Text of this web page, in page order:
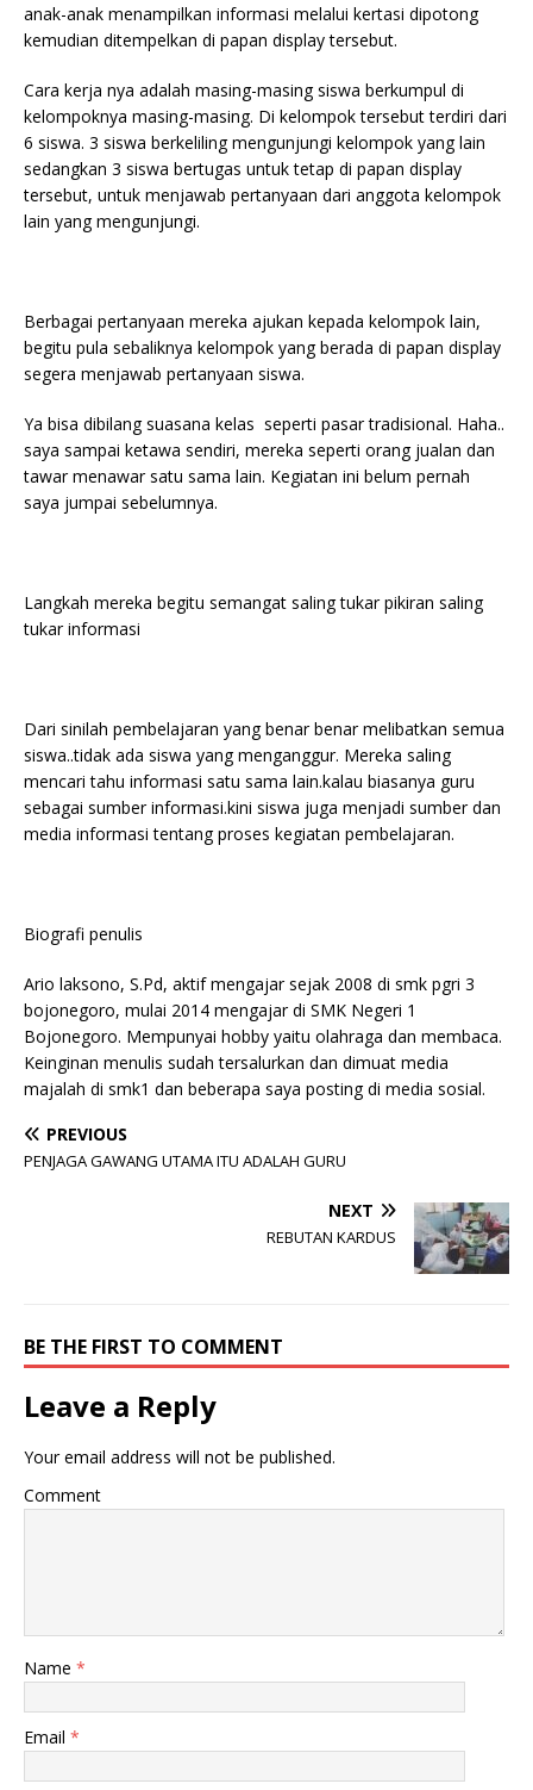
anak-anak menampilkan informasi melalui kertasi dipotong
kemudian ditempelkan di papan display tersebut.
Cara kerja nya adalah masing-masing siswa berkumpul di
kelompoknya masing-masing. Di kelompok tersebut terdiri dari
6 siswa. 3 siswa berkeliling mengunjungi kelompok yang lain
sedangkan 3 siswa bertugas untuk tetap di papan display
tersebut, untuk menjawab pertanyaan dari anggota kelompok
lain yang mengunjungi.
Berbagai pertanyaan mereka ajukan kepada kelompok lain,
begitu pula sebaliknya kelompok yang berada di papan display
segera menjawab pertanyaan siswa.
Ya bisa dibilang suasana kelas seperti pasar tradisional. Haha..
saya sampai ketawa sendiri, mereka seperti orang jualan dan
tawar menawar satu sama lain. Kegiatan ini belum pernah
saya jumpai sebelumnya.
Langkah mereka begitu semangat saling tukar pikiran saling
tukar informasi
Dari sinilah pembelajaran yang benar benar melibatkan semua
siswa..tidak ada siswa yang menganggur. Mereka saling
mencari tahu informasi satu sama lain.kalau biasanya guru
sebagai sumber informasi.kini siswa juga menjadi sumber dan
media informasi tentang proses kegiatan pembelajaran.
Biografi penulis
Ario laksono, S.Pd, aktif mengajar sejak 2008 di smk pgri 3
bojonegoro, mulai 2014 mengajar di SMK Negeri 1
Bojonegoro. Mempunyai hobby yaitu olahraga dan membaca.
Keinginan menulis sudah tersalurkan dan dimuat media
majalah di smk1 dan beberapa saya posting di media sosial.
PREVIOUS
PENJAGA GAWANG UTAMA ITU ADALAH GURU
NEXT
REBUTAN KARDUS
BE THE FIRST TO COMMENT
Leave a Reply
Your email address will not be published.
Comment
Name *
Email *